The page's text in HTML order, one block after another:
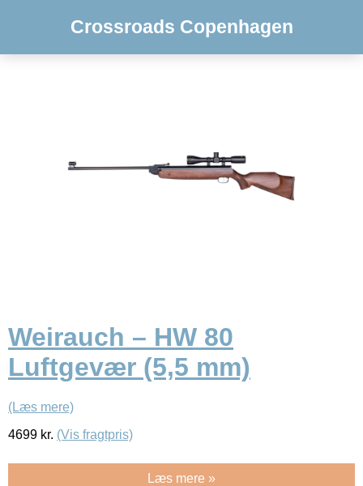
Crossroads Copenhagen
Weirauch – HW 80
Luftgevær (5,5 mm)
(Læs mere)
4699 kr. (Vis fragtpris)
Læs mere »